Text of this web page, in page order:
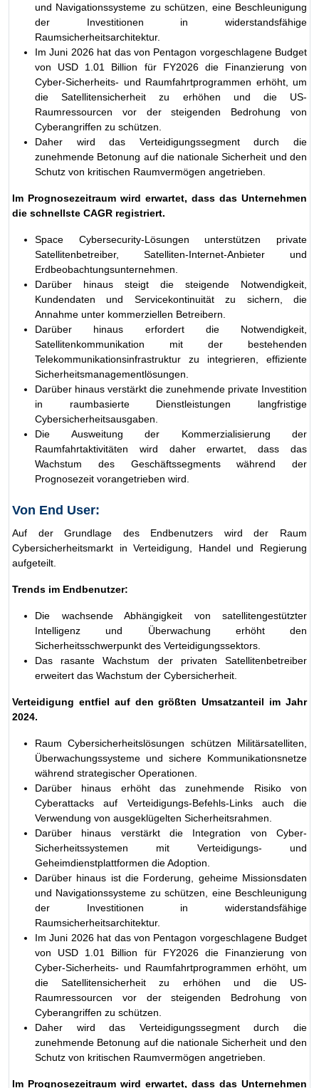
und Navigationssysteme zu schützen, eine Beschleunigung
der Investitionen in widerstandsfähige
Raumsicherheitsarchitektur.
Im Juni 2026 hat das von Pentagon vorgeschlagene Budget
von USD 1.01 Billion für FY2026 die Finanzierung von
Cyber-Sicherheits- und Raumfahrtprogrammen erhöht, um
die Satellitensicherheit zu erhöhen und die US-
Raumressourcen vor der steigenden Bedrohung von
Cyberangriffen zu schützen.
Daher wird das Verteidigungssegment durch die
zunehmende Betonung auf die nationale Sicherheit und den
Schutz von kritischen Raumvermögen angetrieben.
Im Prognosezeitraum wird erwartet, dass das Unternehmen
die schnellste CAGR registriert.
Space Cybersecurity-Lösungen unterstützen private
Satellitenbetreiber, Satelliten-Internet-Anbieter und
Erdbeobachtungsunternehmen.
Darüber hinaus steigt die steigende Notwendigkeit,
Kundendaten und Servicekontinuität zu sichern, die
Annahme unter kommerziellen Betreibern.
Darüber hinaus erfordert die Notwendigkeit,
Satellitenkommunikation mit der bestehenden
Telekommunikationsinfrastruktur zu integrieren, effiziente
Sicherheitsmanagementlösungen.
Darüber hinaus verstärkt die zunehmende private Investition
in raumbasierte Dienstleistungen langfristige
Cybersicherheitsausgaben.
Die Ausweitung der Kommerzialisierung der
Raumfahrtaktivitäten wird daher erwartet, dass das
Wachstum des Geschäftssegments während der
Prognosezeit vorangetrieben wird.
Von End User:
Auf der Grundlage des Endbenutzers wird der Raum
Cybersicherheitsmarkt in Verteidigung, Handel und Regierung
aufgeteilt.
Trends im Endbenutzer:
Die wachsende Abhängigkeit von satellitengestützter
Intelligenz und Überwachung erhöht den
Sicherheitsschwerpunkt des Verteidigungssektors.
Das rasante Wachstum der privaten Satellitenbetreiber
erweitert das Wachstum der Cybersicherheit.
Verteidigung entfiel auf den größten Umsatzanteil im Jahr
2024.
Raum Cybersicherheitslösungen schützen Militärsatelliten,
Überwachungssysteme und sichere Kommunikationsnetze
während strategischer Operationen.
Darüber hinaus erhöht das zunehmende Risiko von
Cyberattacks auf Verteidigungs-Befehls-Links auch die
Verwendung von ausgeklügelten Sicherheitsrahmen.
Darüber hinaus verstärkt die Integration von Cyber-
Sicherheitssystemen mit Verteidigungs- und
Geheimdienstplattformen die Adoption.
Darüber hinaus ist die Forderung, geheime Missionsdaten
und Navigationssysteme zu schützen, eine Beschleunigung
der Investitionen in widerstandsfähige
Raumsicherheitsarchitektur.
Im Juni 2026 hat das von Pentagon vorgeschlagene Budget
von USD 1.01 Billion für FY2026 die Finanzierung von
Cyber-Sicherheits- und Raumfahrtprogrammen erhöht, um
die Satellitensicherheit zu erhöhen und die US-
Raumressourcen vor der steigenden Bedrohung von
Cyberangriffen zu schützen.
Daher wird das Verteidigungssegment durch die
zunehmende Betonung auf die nationale Sicherheit und den
Schutz von kritischen Raumvermögen angetrieben.
Im Prognosezeitraum wird erwartet, dass das Unternehmen